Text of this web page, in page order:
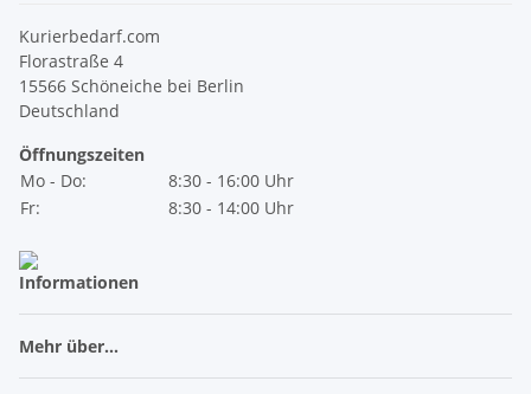
Kurierbedarf.com
Florastraße 4
15566 Schöneiche bei Berlin
Deutschland
Öffnungszeiten
Mo - Do:
8:30 - 16:00 Uhr
Fr:
8:30 - 14:00 Uhr
Informationen
Mehr über...